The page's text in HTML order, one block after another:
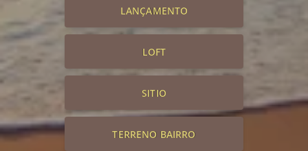
LANÇAMENTO
LOFT
SITIO
TERRENO BAIRRO